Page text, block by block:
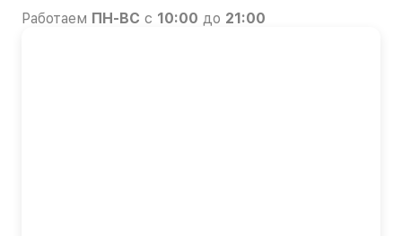
Работаем ПН-ВС с 10:00 до 21:00